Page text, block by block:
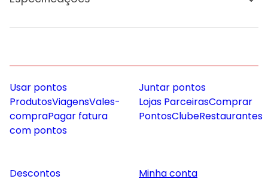
Usar pontos
ProdutosViagensVales-
compraPagar fatura
com pontos
Juntar pontos
Lojas ParceirasComprar
PontosClubeRestaurantes
Descontos
Minha conta